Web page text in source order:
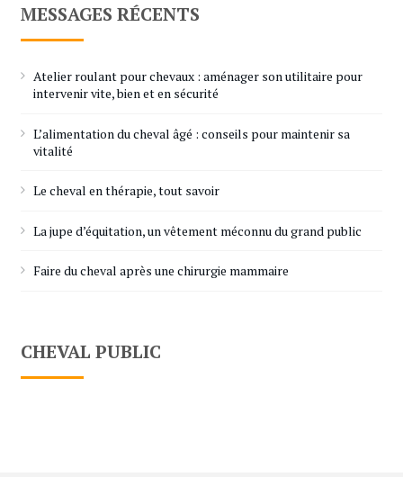
MESSAGES RÉCENTS
Atelier roulant pour chevaux : aménager son utilitaire pour
intervenir vite, bien et en sécurité
L’alimentation du cheval âgé : conseils pour maintenir sa
vitalité
Le cheval en thérapie, tout savoir
La jupe d’équitation, un vêtement méconnu du grand public
Faire du cheval après une chirurgie mammaire
CHEVAL PUBLIC